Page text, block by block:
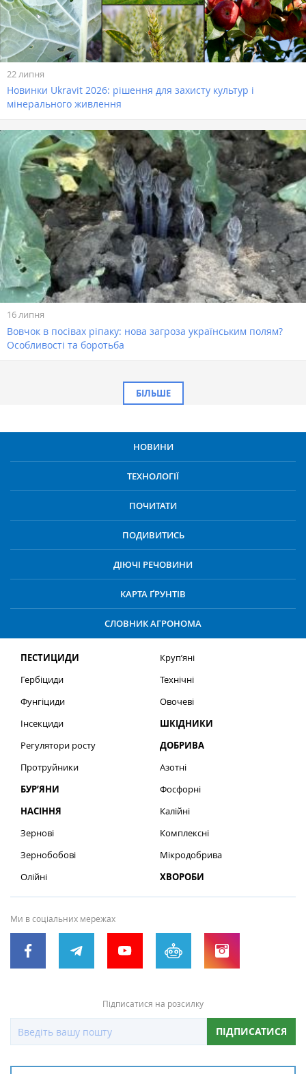
22 липня
Новинки Ukravit 2026: рішення для захисту культур і
мінерального живлення
16 липня
Вовчок в посівах ріпаку: нова загроза українським полям?
Особливості та боротьба
БІЛЬШЕ
НОВИНИ
ТЕХНОЛОГІЇ
ПОЧИТАТИ
ПОДИВИТИСЬ
ДІЮЧІ РЕЧОВИНИ
КАРТА ҐРУНТІВ
СЛОВНИК АГРОНОМА
ПЕСТИЦИДИ
Гербіциди
Фунгіциди
Інсекциди
Регулятори росту
Протруйники
БУР’ЯНИ
НАСІННЯ
Зернові
Зернобобові
Олійні
Круп’яні
Технічні
Овочеві
ШКІДНИКИ
ДОБРИВА
Азотні
Фосфорні
Калійні
Комплексні
Мікродобрива
ХВОРОБИ
Ми в соціальних мережах
Підписатися на розсилку
ПІДПИСАТИСЯ